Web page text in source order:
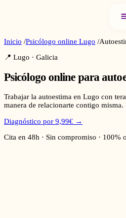
Inicio /Psicólogo online Lugo /
📍 Lugo · Galicia
Psicólogo online para
Trabajar la autoestima en Lugo con
manera de relacionarte contigo misma.
Diagnóstico por 9,99€ →
Cita en 48h · Sin compromiso · 100%